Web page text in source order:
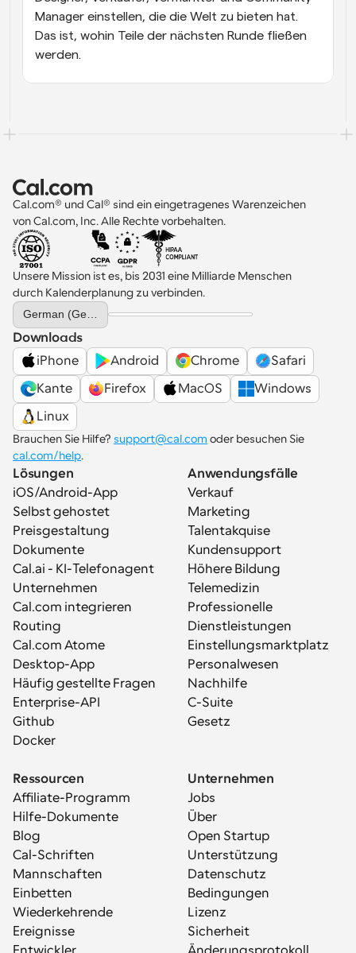
Manager einstellen, die die Welt zu bieten hat.
Das ist, wohin Teile der nächsten Runde fließen
werden.
Cal.com® und Cal® sind ein eingetragenes Warenzeichen
von Cal.com, Inc. Alle Rechte vorbehalten.
Unsere Mission ist es, bis 2031 eine Milliarde Menschen
durch Kalenderplanung zu verbinden.
Select Language
Downloads
iPhone
Android Chrome
Safari
Kante
Firefox MacOS
Windows
Linux
Brauchen Sie Hilfe? support@cal.com
cal.com/help.
Lösungen
iOS/Android-App
Selbst gehostet
Preisgestaltung
Dokumente
Cal.ai - KI-Telefonagent
Unternehmen
Cal.com integrieren
Routing
Cal.com Atome
Desktop-App
Häufig gestellte Fragen
Enterprise-API
Github
Docker
Anwendungsfälle
Verkauf
Marketing
Talentakquise
Kundensupport
Höhere Bildung
Telemedizin
Professionelle
Dienstleistungen
Einstellungsmarktplatz
Personalwesen
Nachhilfe
C-Suite
Gesetz
Ressourcen
Affiliate-Programm
Hilfe-Dokumente
Blog
Cal-Schriften
Mannschaften
Einbetten
Wiederkehrende
Ereignisse
Unternehmen
Jobs
Über
Open Startup
Unterstützung
Datenschutz
Bedingungen
Lizenz
Sicherheit